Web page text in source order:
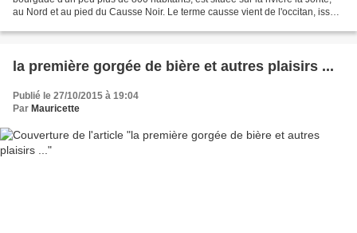
au Nord et au pied du Causse Noir. Le terme causse vient de l'occitan, issu
la première gorgée de bière et autres plaisirs ...
Publié le 27/10/2015 à 19:04
Par Mauricette